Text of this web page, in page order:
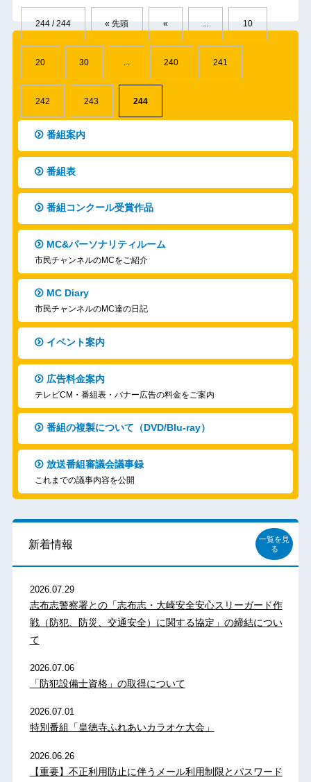
244 / 244 « 先頭 « ... 10
20 30 ... 240 241
242 243 244
番組案内
番組表
番組コンクール受賞作品
MC&パーソナリティルーム
市民チャンネルのMCをご紹介
MC Diary
市民チャンネルのMC達の日記
イベント案内
広告料金案内
テレビCM・番組表・バナー広告の料金をご案内
番組の複製について（DVD/Blu-ray）
放送番組審議会議事録
これまでの議事内容を公開
新着情報
一覧を見
る
2026.07.29
志布志警察署との「志布志・大崎安全安心スリーガード作
戦（防犯、防災、交通安全）に関する協定」の締結につい
て
2026.07.06
「防犯設備士資格」の取得について
2026.07.01
特別番組「皇徳寺ふれあいカラオケ大会」
2026.06.26
【重要】不正利用防止に伴うメール利用制限とパスワード